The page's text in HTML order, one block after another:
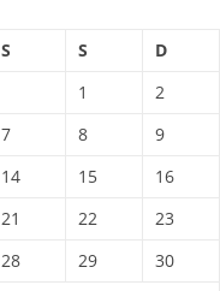
S S
D
1
2
7 8
9
14 15
16
21 22
23
28 29
30